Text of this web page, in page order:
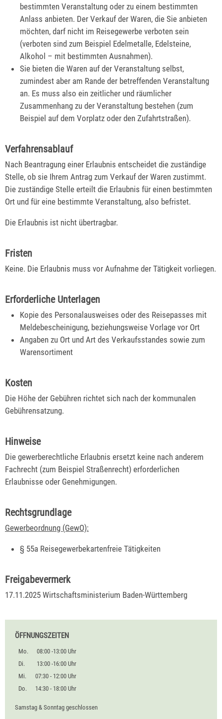
bestimmten Veranstaltung oder zu einem bestimmten
Anlass anbieten. Der Verkauf der Waren, die Sie anbieten
möchten, darf nicht im Reisegewerbe verboten sein
(verboten sind zum Beispiel Edelmetalle, Edelsteine,
Alkohol – mit bestimmten Ausnahmen).
Sie bieten die Waren auf der Veranstaltung selbst,
zumindest aber am Rande der betreffenden Veranstaltung
an. Es muss also ein zeitlicher und räumlicher
Zusammenhang zu der Veranstaltung bestehen (zum
Beispiel auf dem Vorplatz oder den Zufahrtstraßen).
Verfahrensablauf
Nach Beantragung einer Erlaubnis entscheidet die zuständige
Stelle, ob sie Ihrem Antrag zum Verkauf der Waren zustimmt.
Die zuständige Stelle erteilt die Erlaubnis für einen bestimmten
Ort und für eine bestimmte Veranstaltung, also befristet.
Die Erlaubnis ist nicht übertragbar.
Fristen
Keine. Die Erlaubnis muss vor Aufnahme der Tätigkeit vorliegen.
Erforderliche Unterlagen
Kopie des Personalausweises oder des Reisepasses mit
Meldebescheinigung, beziehungsweise Vorlage vor Ort
Angaben zu Ort und Art des Verkaufsstandes sowie zum
Warensortiment
Kosten
Die Höhe der Gebühren richtet sich nach der kommunalen
Gebührensatzung.
Hinweise
Die gewerberechtliche Erlaubnis ersetzt keine nach anderem
Fachrecht (zum Beispiel Straßenrecht) erforderlichen
Erlaubnisse oder Genehmigungen.
Rechtsgrundlage
Gewerbeordnung (GewO):
§ 55a Reisegewerbekartenfreie Tätigkeiten
Freigabevermerk
17.11.2025 Wirtschaftsministerium Baden-Württemberg
ÖFFNUNGSZEITEN
Mo.
08:00 -13:00 Uhr
Di.
13:00 -16:00 Uhr
Mi.
07:30 - 12:00 Uhr
Do.
14:30 - 18:00 Uhr
Samstag & Sonntag geschlossen